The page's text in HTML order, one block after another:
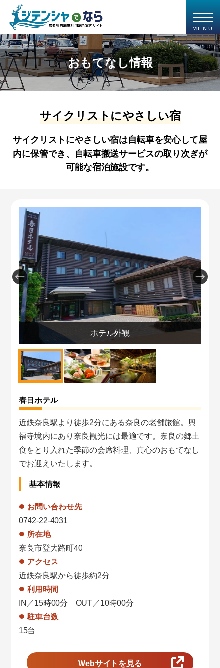
MENU
おもてなし情報
サイクリストにやさしい宿
サイクリストにやさしい宿は自転車を安心して屋
内に保管でき、自転車搬送サービスの取り次ぎが
可能な宿泊施設です。
ホテル外観
春日ホテル
近鉄奈良駅より徒歩2分にある奈良の老舗旅館。興
福寺境内にあり奈良観光には最適です。奈良の郷土
食をとり入れた季節の会席料理、真心のおもてなし
でお迎えいたします。
基本情報
お問い合わせ先
0742-22-4031
所在地
奈良市登大路町40
アクセス
近鉄奈良駅から徒歩約2分
利用時間
IN／15時00分 OUT／10時00分
駐車台数
15台
Webサイトを見る